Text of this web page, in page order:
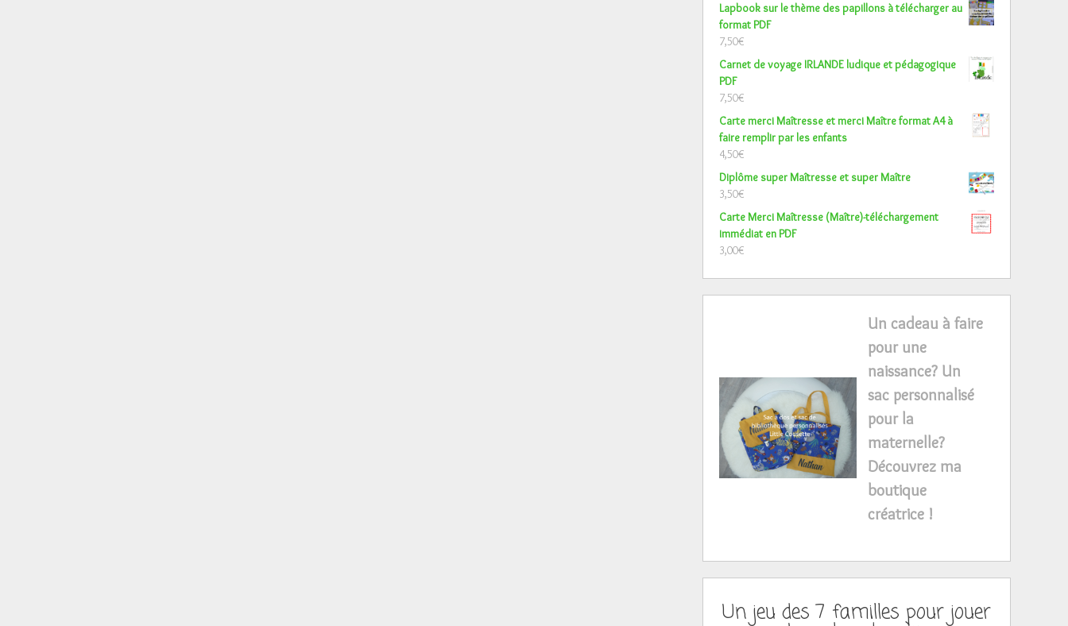
Lapbook sur le thème des papillons à télécharger au
format PDF
7,50€
Carnet de voyage IRLANDE ludique et pédagogique
PDF
7,50€
Carte merci Maîtresse et merci Maître format A4 à
faire remplir par les enfants
4,50€
Diplôme super Maîtresse et super Maître
3,50€
Carte Merci Maîtresse (Maître)-téléchargement
immédiat en PDF
3,00€
Un cadeau à faire
pour une
naissance? Un
sac personnalisé
pour la
maternelle?
Découvrez ma
boutique
créatrice !
Un jeu des 7 familles pour jouer